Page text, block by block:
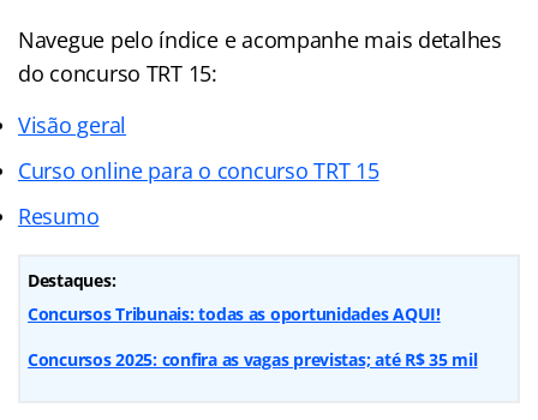
Navegue pelo índice e acompanhe mais detalhes
do concurso TRT 15:
Visão geral
Curso online para o concurso TRT 15
Resumo
Destaques:
Concursos Tribunais: todas as oportunidades AQUI!
Concursos 2025: confira as vagas previstas; até R$ 35 mil